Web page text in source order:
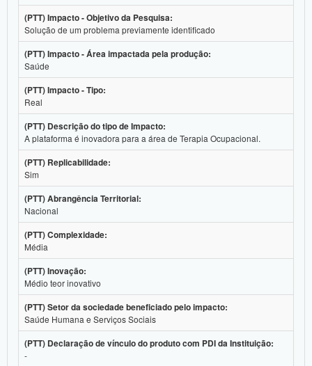
(PTT) Impacto - Objetivo da Pesquisa:
Solução de um problema previamente identificado
(PTT) Impacto - Área impactada pela produção:
Saúde
(PTT) Impacto - Tipo:
Real
(PTT) Descrição do tipo de Impacto:
A plataforma é inovadora para a área de Terapia Ocupacional.
(PTT) Replicabilidade:
Sim
(PTT) Abrangência Territorial:
Nacional
(PTT) Complexidade:
Média
(PTT) Inovação:
Médio teor inovativo
(PTT) Setor da sociedade beneficiado pelo impacto:
Saúde Humana e Serviços Sociais
(PTT) Declaração de vínculo do produto com PDI da Instituição:
-